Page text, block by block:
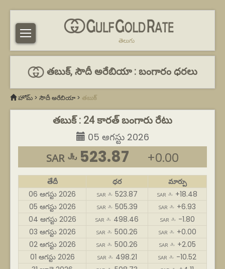
తెలుగు
తబుక్, సౌదీ అరేబియా : బంగారం ధరలు
హోమ్ > సౌదీ అరేబియా > తబుక్
తబుక్ : 24 కారత్ బంగారు రేటు
05 ఆగస్టు 2026
SAR ﷼ 523.87 +0.00
తేదీ ధర
మార్పు
06 ఆగస్టు 2026
SAR ﷼ 523.87 SAR ﷼ +18.48
05 ఆగస్టు 2026
SAR ﷼ 505.39 SAR ﷼ +6.93
04 ఆగస్టు 2026
SAR ﷼ 498.46 SAR ﷼ -1.80
03 ఆగస్టు 2026
SAR ﷼ 500.26 SAR ﷼ +0.00
02 ఆగస్టు 2026
SAR ﷼ 500.26 SAR ﷼ +2.05
01 ఆగస్టు 2026
SAR ﷼ 498.21 SAR ﷼ -10.52